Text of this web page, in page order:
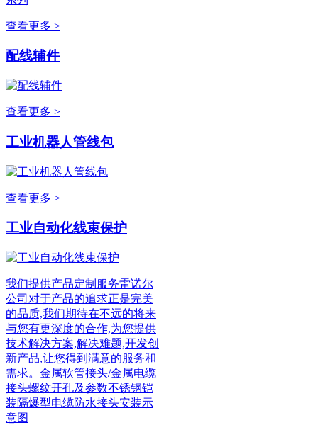
查看更多 >
配线辅件
查看更多 >
工业机器人管线包
查看更多 >
工业自动化线束保护
我们提供产品定制服务雷诺尔
公司对于产品的追求正是完美
的品质,我们期待在不远的将来
与您有更深度的合作,为您提供
技术解决方案,解决难题,开发创
新产品,让您得到满意的服务和
需求。金属软管接头/金属电缆
接头螺纹开孔及参数不锈钢铠
装隔爆型电缆防水接头安装示
意图